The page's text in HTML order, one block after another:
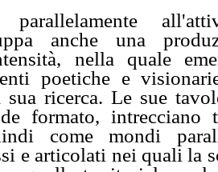
anche una
nella quale
poetiche e
sua ricerca. Le sue
formato, intrecciano
come mondi
e articolati nei quali la